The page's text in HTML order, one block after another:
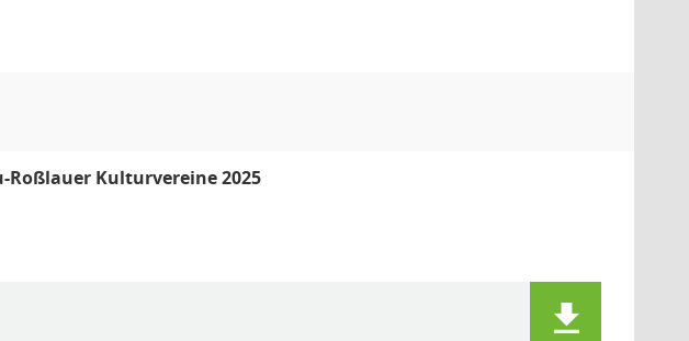
Roßlauer Kulturvereine 2025